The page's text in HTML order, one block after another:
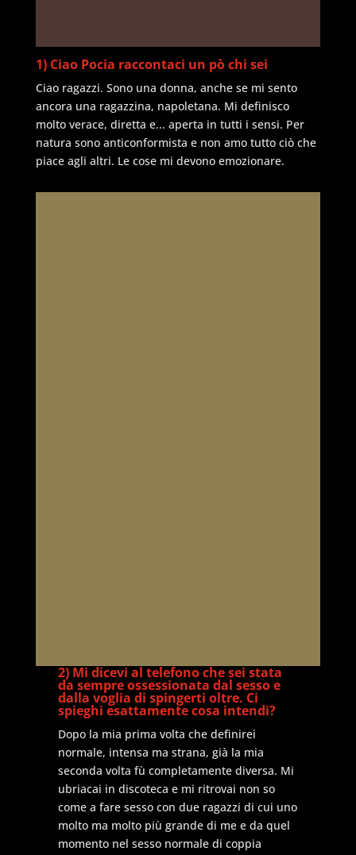
1) Ciao Pocia raccontaci un pò chi sei
Ciao ragazzi. Sono una donna, anche se mi sento
ancora una ragazzina, napoletana. Mi definisco
molto verace, diretta e... aperta in tutti i sensi. Per
natura sono anticonformista e non amo tutto ciò che
piace agli altri. Le cose mi devono emozionare.
2) Mi dicevi al telefono che sei stata
da sempre ossessionata dal sesso e
dalla voglia di spingerti oltre. Ci
spieghi esattamente cosa intendi?
Dopo la mia prima volta che definirei
normale, intensa ma strana, già la mia
seconda volta fù completamente diversa. Mi
ubriacai in discoteca e mi ritrovai non so
come a fare sesso con due ragazzi di cui uno
molto ma molto più grande di me e da quel
momento nel sesso normale di coppia